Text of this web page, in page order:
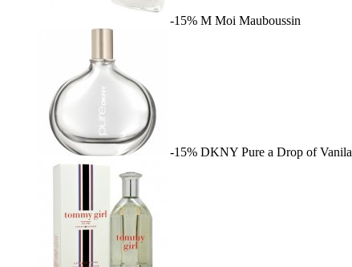
-15% M Moi Mauboussin
-15% DKNY Pure a Drop of Vanila